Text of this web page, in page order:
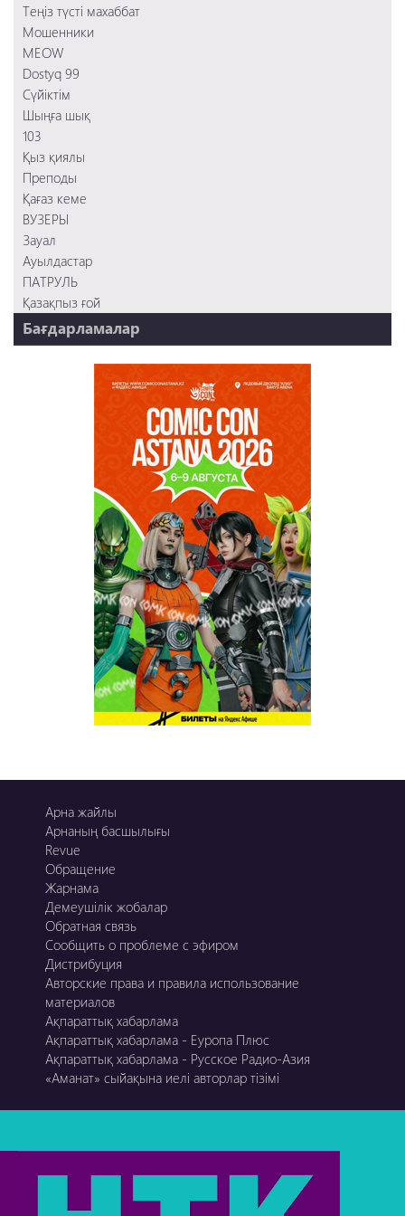
Сүйіктім
Мошенники
Теңіз түсті махаббат
Мошенники
MEOW
Dostyq 99
Сүйіктім
Шыңға шық
103
Қыз қиялы
Преподы
Қағаз кеме
ВУЗЕРЫ
Зауал
Ауылдастар
ПАТРУЛЬ
Қазақпыз ғой
Бағдарламалар
Ұ-Night show
Арна жайлы
Арнаның басшылығы
Revue
Обращение
Жарнама
Демеушілік жобалар
Обратная связь
Сообщить о проблеме с эфиром
Дистрибуция
Авторские права и правила использование
материалов
Ақпараттық хабарлама
Ақпараттық хабарлама - Еуропа Плюс
Ақпараттық хабарлама - Русское Радио-Азия
«Аманат» сыйақына иелі авторлар тізімі